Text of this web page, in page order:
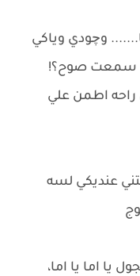
وچودي وياكي
سمعت صوح؟!
راحه اطمن علي
عنديكي لسه
يا اما يا اما،